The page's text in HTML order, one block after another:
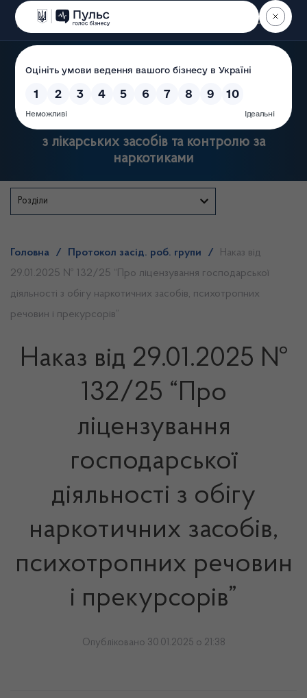
Пошук
Державна служба України
з лікарських засобів та контролю за
наркотиками
Розділи
Головна / Протокол засід. роб. групи /
Наказ від
29.01.2025 № 132/25 “Про ліцензування господарської
діяльності з обігу наркотичних засобів, психотропних
речовин і прекурсорів”
Наказ від 29.01.2025 №
132/25 “Про
ліцензування
господарської
діяльності з обігу
наркотичних засобів,
психотропних речовин
і прекурсорів”
Опубліковано 30.01.2025 о 21:38